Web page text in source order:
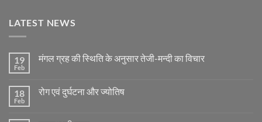
LATEST NEWS
19
Feb
मंगल ग्रह की स्थिति के अनुसार तेजी-मन्दी का विचार
मंगल
18
Feb
रोग एवं दुर्घटना और ज्योतिष